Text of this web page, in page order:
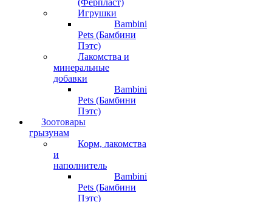
(Ферпласт)
Игрушки
Bambini
Pets (Бамбини
Пэтс)
Лакомства и
минеральные
добавки
Bambini
Pets (Бамбини
Пэтс)
Зоотовары
грызунам
Корм, лакомства
и
наполнитель
Bambini
Pets (Бамбини
Пэтс)